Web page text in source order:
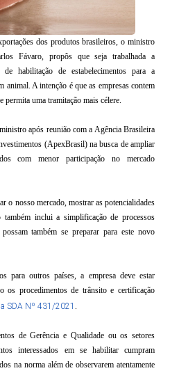
dos produtos brasileiros, o ministro
Fávaro, propôs que seja trabalhada a
habilitação de estabelecimentos para a
animal. A intenção é que as empresas contem
uma tramitação mais célere.
após reunião com a Agência Brasileira
(ApexBrasil) na busca de ampliar
com menor participação no mercado
o nosso mercado, mostrar as potencialidades
inclui a simplificação de processos
também se preparar para este novo
para outros países, a empresa deve estar
os procedimentos de trânsito e certificação
SDA Nº 431/2021
de Gerência e Qualidade ou os setores
interessados em se habilitar cumpram
na norma além de observarem atentamente